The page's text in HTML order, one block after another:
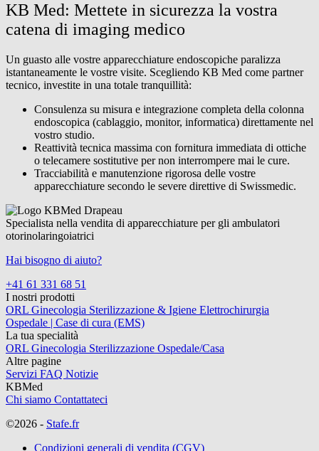
KB Med: Mettete in sicurezza la vostra
catena di imaging medico
Un guasto alle vostre apparecchiature endoscopiche paralizza
istantaneamente le vostre visite. Scegliendo KB Med come partner
tecnico, investite in una totale tranquillità:
Consulenza su misura e integrazione completa della colonna
endoscopica (cablaggio, monitor, informatica) direttamente nel
vostro studio.
Reattività tecnica massima con fornitura immediata di ottiche
o telecamere sostitutive per non interrompere mai le cure.
Tracciabilità e manutenzione rigorosa delle vostre
apparecchiature secondo le severe direttive di Swissmedic.
Specialista nella vendita di apparecchiature per gli ambulatori
otorinolaringoiatrici
Hai bisogno di aiuto?
+41 61 331 68 51
I nostri prodotti
ORL Ginecologia Sterilizzazione & Igiene Elettrochirurgia
Ospedale | Case di cura (EMS)
La tua specialità
ORL Ginecologia Sterilizzazione Ospedale/Casa
Altre pagine
Servizi FAQ Notizie
KBMed
Chi siamo Contattateci
©2026 - Stafe.fr
Condizioni generali di vendita (CGV)